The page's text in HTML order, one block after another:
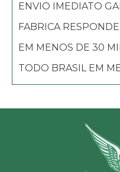
ENVIO IMEDIATO
FABRICA
EM MENOS DE 30
TODO BRASIL EM